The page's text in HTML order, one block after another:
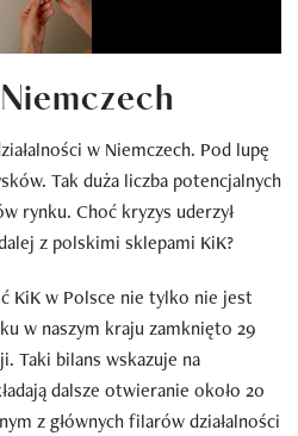
w Niemczech. Pod lupę
Tak duża liczba potencjalnych
rynku. Choć kryzys uderzył
z polskimi sklepami KiK?
KiK w Polsce nie tylko nie jest
w naszym kraju zamknięto 29
Taki bilans wskazuje na
dalsze otwieranie około 20
z głównych filarów działalności